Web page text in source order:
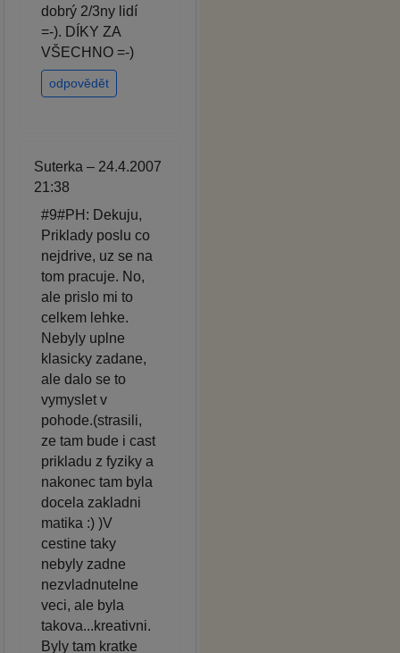
dobrý 2/3ny lidí
=-). DÍKY ZA
VŠECHNO =-)
odpovědět
Suterka – 24.4.2007
21:38
#9#PH: Dekuju,
Priklady poslu co
nejdrive, uz se na
tom pracuje. No,
ale prislo mi to
celkem lehke.
Nebyly uplne
klasicky zadane,
ale dalo se to
vymyslet v
pohode.(strasili,
ze tam bude i cast
prikladu z fyziky a
nakonec tam byla
docela zakladni
matika :) )V
cestine taky
nebyly zadne
nezvladnutelne
veci, ale byla
takova...kreativni.
Byly tam kratke